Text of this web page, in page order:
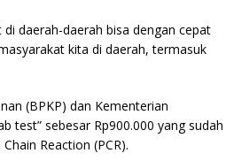
daerah-daerah bisa dengan cepat
kita di daerah, termasuk
(BPKP) dan Kementerian
test” sebesar Rp900.000 yang sudah
Reaction (PCR).